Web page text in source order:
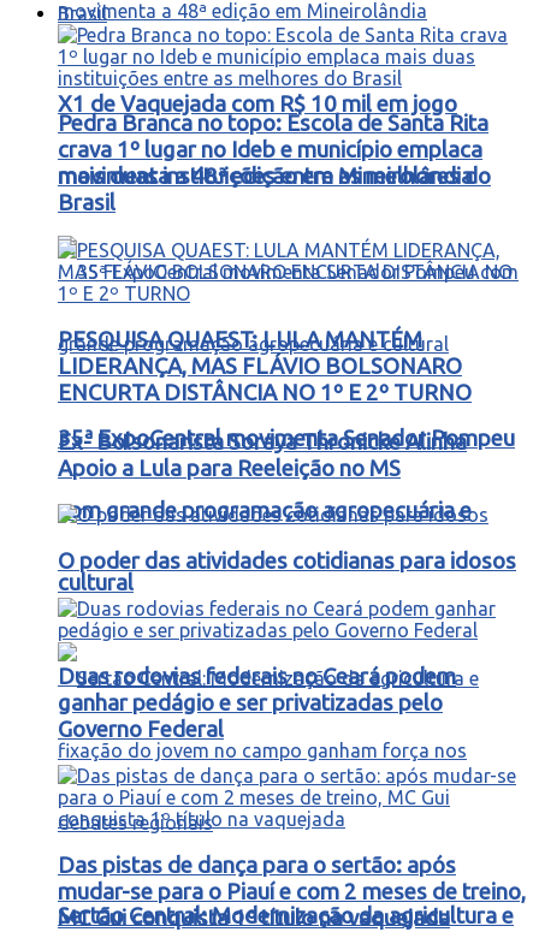
X1 de Vaquejada com R$ 10 mil em jogo
movimenta a 48ª edição em Mineirolândia
35ª ExpoCentral movimenta Senador Pompeu
com grande programação agropecuária e
cultural
Sertão Central: Modernização da agricultura e
Brasil
Pedra Branca no topo: Escola de Santa Rita
crava 1º lugar no Ideb e município emplaca
mais duas instituições entre as melhores do
Brasil
PESQUISA QUAEST: LULA MANTÉM
LIDERANÇA, MAS FLÁVIO BOLSONARO
ENCURTA DISTÂNCIA NO 1º E 2º TURNO
Ex- Bolsonarista Soraya Thronicke Alinha
Apoio a Lula para Reeleição no MS
O poder das atividades cotidianas para idosos
Duas rodovias federais no Ceará podem
ganhar pedágio e ser privatizadas pelo
Governo Federal
Das pistas de dança para o sertão: após
mudar-se para o Piauí e com 2 meses de treino,
MC Gui conquista 1º título na vaquejada